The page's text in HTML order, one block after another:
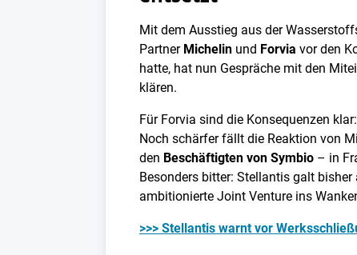
Mit dem Ausstieg aus der
Partner Michelin und Forvia vor den
hatte, hat nun Gespräche mit den
klären.
Für Forvia sind die Konsequenzen
Noch schärfer fällt die Reaktion von
den Beschäftigten von Symbio – in
Besonders bitter: Stellantis galt bisher
ambitionierte Joint Venture ins
>>> Stellantis warnt vor